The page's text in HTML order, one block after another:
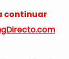
continuar